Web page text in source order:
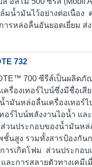
มน้ำมันไว้อย่างต่อเนื่อง
ารหล่อลื่นอันยอดเยี่ยม
732
700 ซีรีส์เป็นผลิต
ครื่องเทอร์ไบน์ซึ่งมีชื่อเ
ำมันหล่อลื่นเครื่องเทอร์
ทอร์ไบน์พลังงานไอน้ำ แ
วนประกอบของน้ำมันหล่
นสูง รวมทั้งสารป้องกัน
ารเกิดโฟม ส่วนประกอบ
ละการสลายตัวทางเค